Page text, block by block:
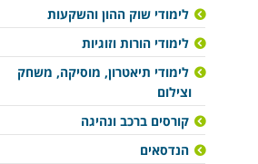
לימודי שוק ההון והשקעות
לימודי הורות וזוגיות
לימודי תיאטרון, מוסיקה, משחק
וצילום
קורסים ברכב ונהיגה
הנדסאים